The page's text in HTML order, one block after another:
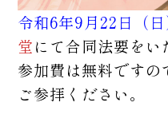
令和6年9月22日（
堂にて合同法要をい
参加費は無料ですの
ご参拝ください。